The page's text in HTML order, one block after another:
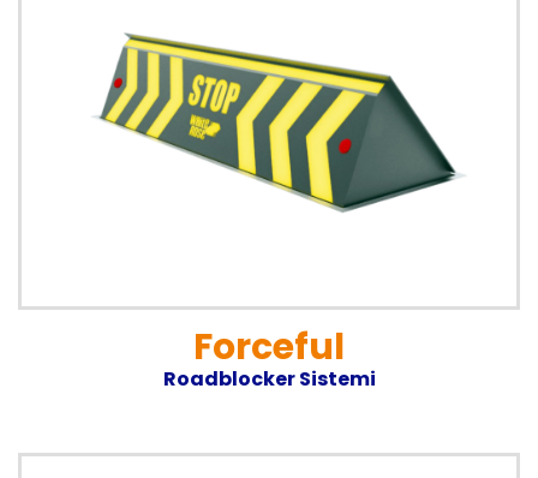
Forceful
Roadblocker Sistemi